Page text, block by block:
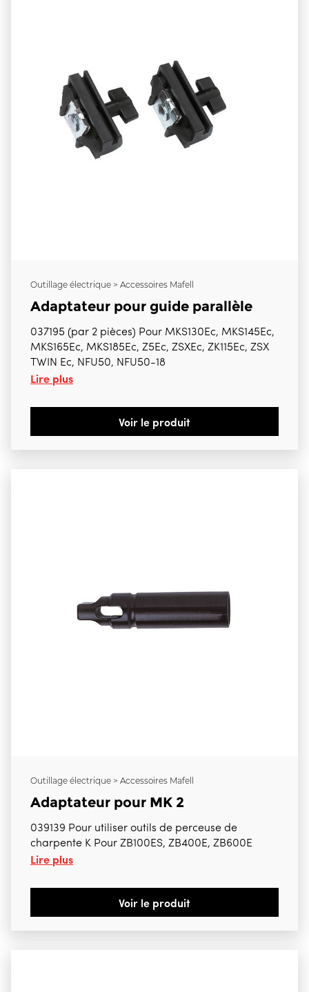
Outillage électrique > Accessoires Mafell
Adaptateur pour guide parallèle
037195 (par 2 pièces) Pour MKS130Ec, MKS145Ec,
MKS165Ec, MKS185Ec, Z5Ec, ZSXEc, ZK115Ec, ZSX
TWIN Ec, NFU50, NFU50-18
Lire plus
Voir le produit
Outillage électrique > Accessoires Mafell
Adaptateur pour MK 2
039139 Pour utiliser outils de perceuse de
charpente K Pour ZB100ES, ZB400E, ZB600E
Lire plus
Voir le produit